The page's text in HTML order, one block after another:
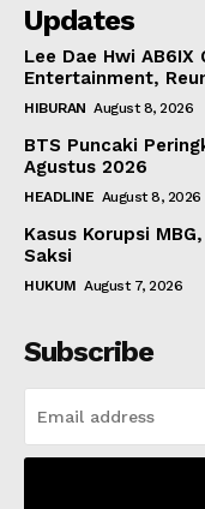
Updates
Lee Dae Hwi
Entertainment,
HIBURAN August 8, 2026
BTS Puncaki
Agustus 2026
HEADLINE August 8, 2026
Kasus Korupsi
Saksi
HUKUM August 7, 2026
Subscribe